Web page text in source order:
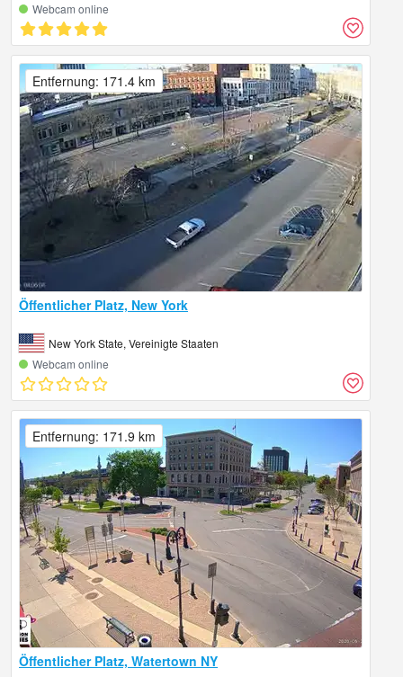
Webcam online
Öffentlicher Platz, New York
New York State, Vereinigte Staaten
Webcam online
Entfernung: 171.4 km
Öffentlicher Platz, Watertown NY
Entfernung: 171.9 km